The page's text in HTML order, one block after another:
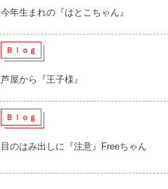
今年生まれの『はとこちゃん』
Ｂｌｏｇ
芦屋から『王子様』
Ｂｌｏｇ
目のはみ出しに『注意』Freeちゃん